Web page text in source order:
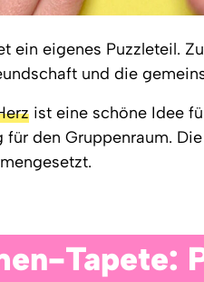
ein eigenes Puzzleteil.
und die
ist eine schöne Idee
für den Gruppenraum.
Tapete: